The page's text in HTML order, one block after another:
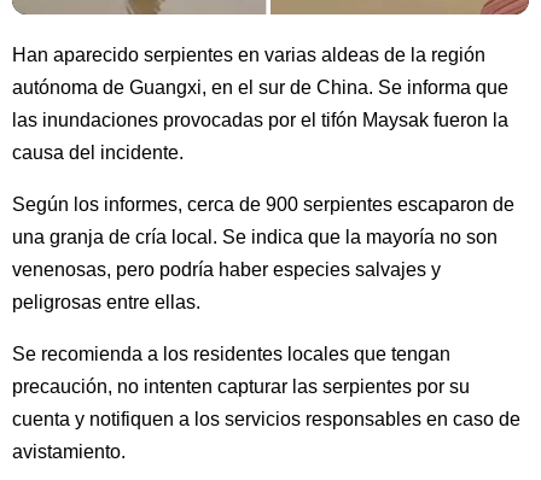
Han aparecido serpientes en varias aldeas de la región
autónoma de Guangxi, en el sur de China. Se informa que
las inundaciones provocadas por el tifón Maysak fueron la
causa del incidente.
Según los informes, cerca de 900 serpientes escaparon de
una granja de cría local. Se indica que la mayoría no son
venenosas, pero podría haber especies salvajes y
peligrosas entre ellas.
Se recomienda a los residentes locales que tengan
precaución, no intenten capturar las serpientes por su
cuenta y notifiquen a los servicios responsables en caso de
avistamiento.